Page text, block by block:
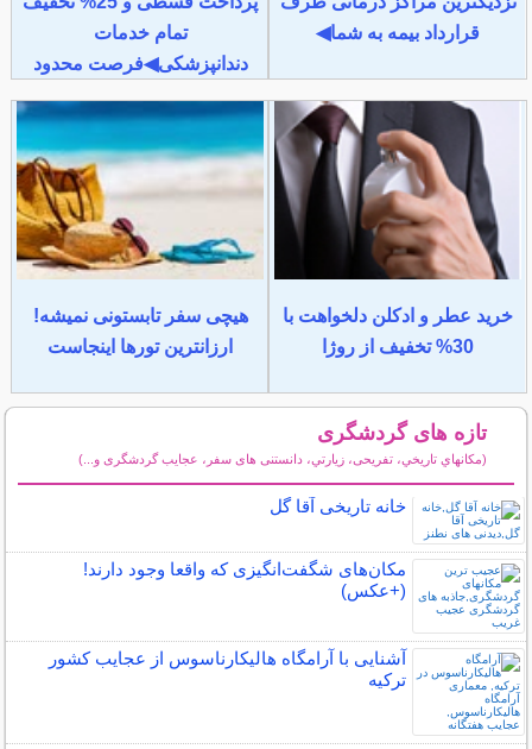
قرارداد بیمه به شما◀
تمام خدمات
دندانپزشکی◀فرصت محدود
خرید عطر و ادکلن دلخواهت با
30% تخفیف از روژا
هیچی سفر تابستونی نمیشه!
ارزانترین تورها اینجاست
تازه های گردشگری
(مكانهاي تاريخي، تفریحی، زيارتي، دانستنی های سفر، عجایب گردشگری و...)
خانه تاریخی آقا گل
مکان‌های شگفت‌انگیزی که واقعا وجود دارند!
(+عکس)
آشنایی با آرامگاه هالیکارناسوس از عجایب کشور
ترکیه